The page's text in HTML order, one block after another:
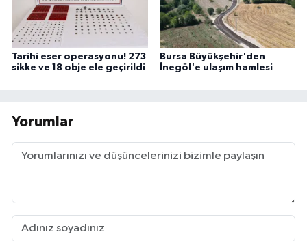
Tarihi eser operasyonu! 273
sikke ve 18 obje ele geçirildi
Bursa Büyükşehir'den
İnegöl'e ulaşım hamlesi
Yorumlar